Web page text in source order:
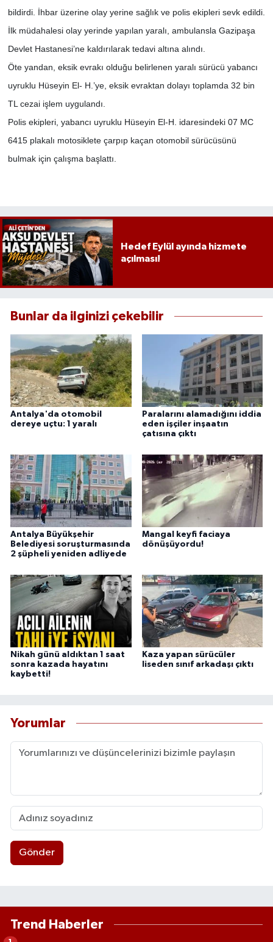
bildirdi. İhbar üzerine olay yerine sağlık ve polis ekipleri sevk edildi.
İlk müdahalesi olay yerinde yapılan yaralı, ambulansla Gazipaşa
Devlet Hastanesi’ne kaldırılarak tedavi altına alındı.
Öte yandan, eksik evrakı olduğu belirlenen yaralı sürücü yabancı
uyruklu Hüseyin El- H.’ye, eksik evraktan dolayı toplamda 32 bin
TL cezai işlem uygulandı.
Polis ekipleri, yabancı uyruklu Hüseyin El-H. idaresindeki 07 MC
6415 plakalı motosiklete çarpıp kaçan otomobil sürücüsünü
bulmak için çalışma başlattı.
Hedef Eylül ayında hizmete
açılması!
Bunlar da ilginizi çekebilir
Antalya'da otomobil
dereye uçtu: 1 yaralı
Paralarını alamadığını iddia
eden işçiler inşaatın
çatısına çıktı
Antalya Büyükşehir
Belediyesi soruşturmasında
2 şüpheli yeniden adliyede
Mangal keyfi faciaya
dönüşüyordu!
Nikah günü aldıktan 1 saat
sonra kazada hayatını
kaybetti!
Kaza yapan sürücüler
liseden sınıf arkadaşı çıktı
Yorumlar
Gönder
Trend Haberler